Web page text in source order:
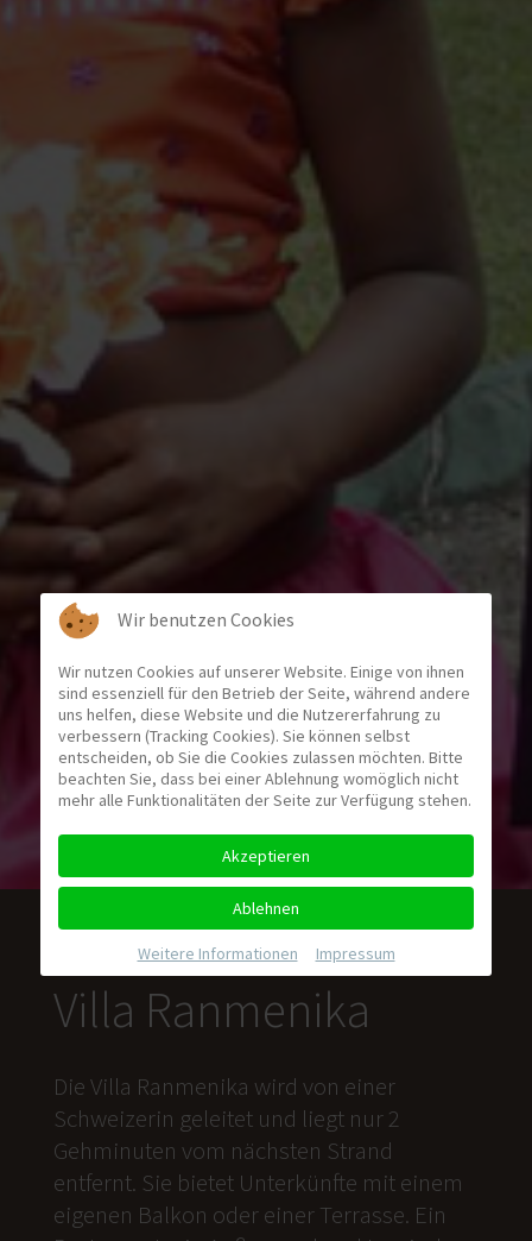
Villa Ranmenika
Die Villa Ranmenika wird von einer
Schweizerin geleitet und liegt nur 2
Gehminuten vom nächsten Strand
entfernt. Sie bietet Unterkünfte mit einem
eigenen Balkon oder einer Terrasse. Ein
Wir benutzen Cookies
Wir nutzen Cookies auf unserer Website. Einige von ihnen
sind essenziell für den Betrieb der Seite, während andere
uns helfen, diese Website und die Nutzererfahrung zu
verbessern (Tracking Cookies). Sie können selbst
entscheiden, ob Sie die Cookies zulassen möchten. Bitte
beachten Sie, dass bei einer Ablehnung womöglich nicht
mehr alle Funktionalitäten der Seite zur Verfügung stehen.
Akzeptieren
Ablehnen
Weitere Informationen Impressum